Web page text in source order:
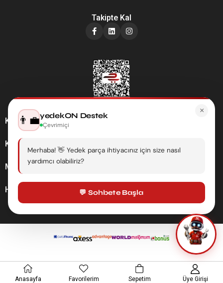
Takipte Kal
Kategoriler
Kurumsal
Müşteri Hizmetleri
Hesabım
×
👨‍💼yedekON Destek
Çevrimiçi
Merhaba! 👋 Yedek parça ihtiyacınız için size nasıl
yardımcı olabiliriz?
💬 Sohbete Başla
Anasayfa Favorilerim Sepetim Üye Girişi